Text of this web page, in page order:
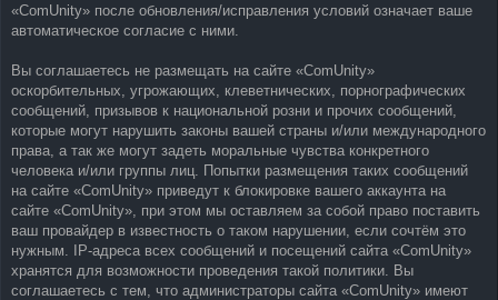
«ComUnity» после обновления/исправления условий означает ваше
автоматическое согласие с ними.
Вы соглашаетесь не размещать на сайте «ComUnity»
оскорбительных, угрожающих, клеветнических, порнографических
сообщений, призывов к национальной розни и прочих сообщений,
которые могут нарушить законы вашей страны и/или международного
права, а так же могут задеть моральные чувства конкретного
человека и/или группы лиц. Попытки размещения таких сообщений
на сайте «ComUnity» приведут к блокировке вашего аккаунта на
сайте «ComUnity», при этом мы оставляем за собой право поставить
ваш провайдер в известность о таком нарушении, если сочтём это
нужным. IP-адреса всех сообщений и посещений сайта «ComUnity»
хранятся для возможности проведения такой политики. Вы
соглашаетесь с тем, что администраторы сайта «ComUnity» имеют